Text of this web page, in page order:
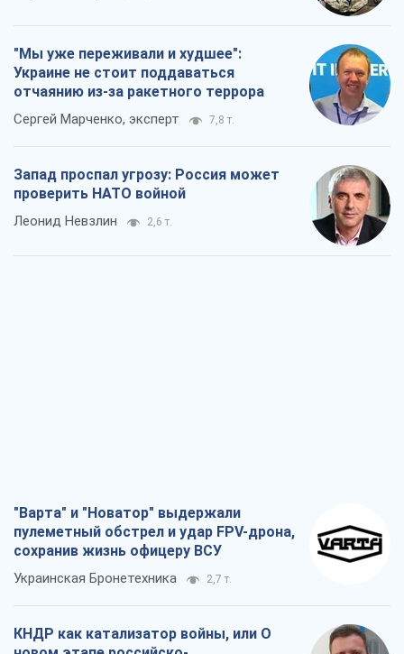
"Мы уже переживали и худшее":
Украине не стоит поддаваться
отчаянию из-за ракетного террора
Сергей Марченко, эксперт 7,8 т.
Запад проспал угрозу: Россия может
проверить НАТО войной
Леонид Невзлин 2,6 т.
"Варта" и "Новатор" выдержали
пулеметный обстрел и удар FPV-дрона,
сохранив жизнь офицеру ВСУ
Украинская Бронетехника 2,7 т.
КНДР как катализатор войны, или О